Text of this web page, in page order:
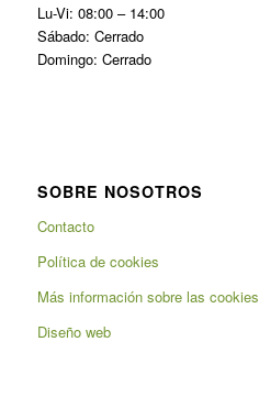
Lu-Vi: 08:00 – 14:00
Sábado: Cerrado
Domingo: Cerrado
SOBRE NOSOTROS
Contacto
Política de cookies
Más información sobre las cookies
Diseño web